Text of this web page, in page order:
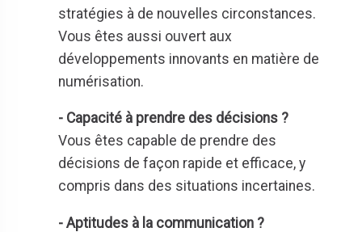
stratégies à de nouvelles circonstances.
Vous êtes aussi ouvert aux
développements innovants en matière de
numérisation.
- Capacité à prendre des décisions ?
Vous êtes capable de prendre des
décisions de façon rapide et efficace, y
compris dans des situations incertaines.
- Aptitudes à la communication ?